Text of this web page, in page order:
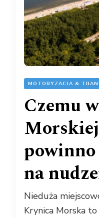
MOTORYZACJA &
Czemu
powinno
na
Nieduża
Krynica Morska